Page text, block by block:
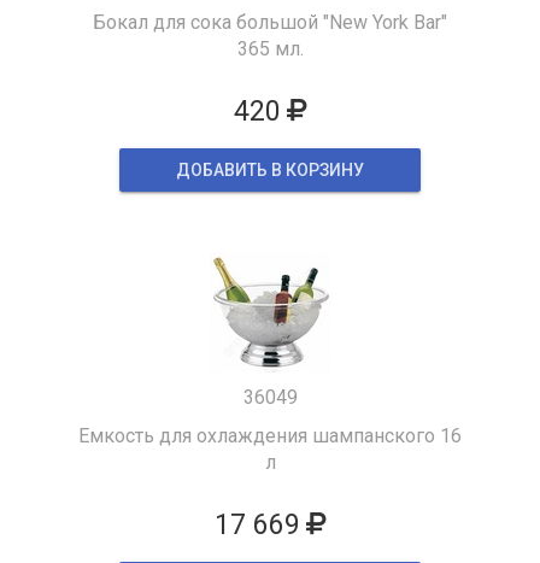
Бокал для сока большой "New York Bar"
365 мл.
420
ДОБАВИТЬ В КОРЗИНУ
36049
Емкость для охлаждения шампанского 16
л
17 669